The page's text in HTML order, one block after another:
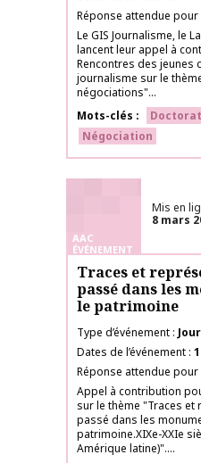
Réponse attendue pour
Le GIS Journalisme, le
lancent leur appel à
Rencontres des jeunes
journalisme sur le
négociations"...
Mots-clés
Doctorat
Négociation
AAC
ÉVÉNEMENT
Mis en
8 mars
Traces et
passé dans les
le patrimoine
Type d’événement
Dates de l’événement
Réponse attendue pour
Appel à contribution
sur le thème "Traces
passé dans les
patrimoine.XIXe-XXIe
Amérique latine)"....